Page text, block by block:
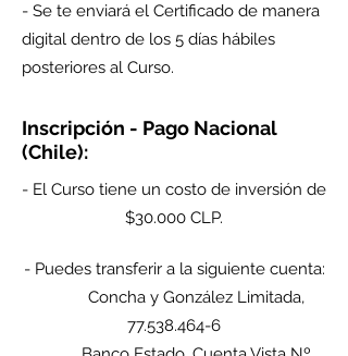
- Se te enviará el Certificado de manera
digital dentro de los 5 días hábiles
posteriores al Curso.
Inscripción - Pago Nacional
(Chile):
- El Curso tiene un costo de inversión de
$30.000 CLP.
- Puedes transferir a la siguiente cuenta:
Concha y González Limitada,
77.538.464-6